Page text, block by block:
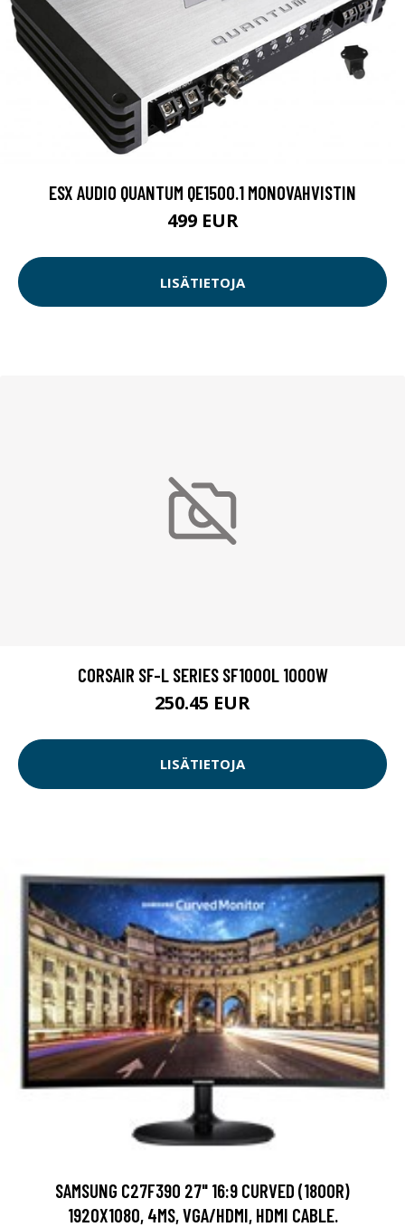
ESX AUDIO QUANTUM QE1500.1 MONOVAHVISTIN
499 EUR
LISÄTIETOJA
CORSAIR SF-L SERIES SF1000L 1000W
250.45 EUR
LISÄTIETOJA
SAMSUNG C27F390 27" 16:9 CURVED (1800R)
1920X1080, 4MS, VGA/HDMI, HDMI CABLE.